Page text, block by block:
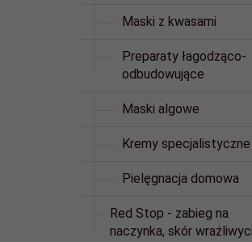
Maski z kwasami
Preparaty łagodząco-
odbudowujące
Maski algowe
Kremy specjalistyczne
Pielęgnacja domowa
Red Stop - zabieg na
naczynka, skór